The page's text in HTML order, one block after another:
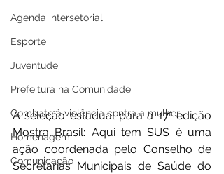
Agenda intersetorial
Esporte
Juventude
Prefeitura na Comunidade
Combate à violência contra a mulher
Homenagem
Comunicação
A seleção estadual para a 17° edição
Mostra Brasil: Aqui tem SUS é uma
ação coordenada pelo Conselho de
Secretarias Municipais de Saúde do